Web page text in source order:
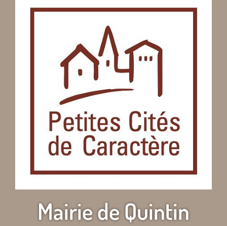
Mairie de Quintin